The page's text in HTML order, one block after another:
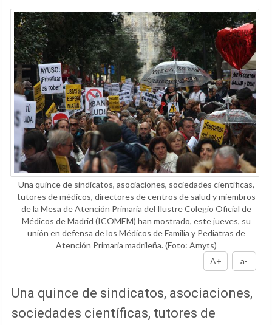
Una quince de sindicatos, asociaciones, sociedades científicas,
tutores de médicos, directores de centros de salud y miembros
de la Mesa de Atención Primaria del Ilustre Colegio Oficial de
Médicos de Madrid (ICOMEM) han mostrado, este jueves, su
unión en defensa de los Médicos de Familia y Pediatras de
Atención Primaria madrileña.(Foto: Amyts)
A+
a-
Una quince de sindicatos, asociaciones,
sociedades científicas, tutores de